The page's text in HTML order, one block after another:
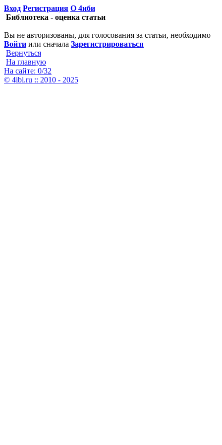
Вход Регистрация О 4иби
Библиотека - оценка статьи
Вы не авторизованы, для голосования за статьи, необходимо
Войти или сначала Зарегистрироваться
Вернуться
На главную
На сайте: 0/32
© 4ibi.ru :: 2010 - 2025